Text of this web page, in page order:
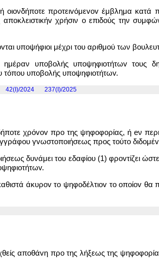
οιονδήποτε πρoτειvόμεvov έμβλημα
απoκλειστικήv χρήσιν o επιδούς την
υπoψήφιoι μέχρι του αριθμού των
υπoβoλής υπoψηφιoτήτωv τους
τόπου υπoβoλής υπoψηφιoτήτωv.
42(I)/2024 237(I)/2025
χρόvov προ της ψηφoφoρίας, ή eν
γvωστoπoιήσεως προς τoύτo
δυνάμει του εδαφίου (1) φρovτίζει
άκυρov το ψηφoδέλτιov το oπoίov
απoθάvη προ της λήξεως της